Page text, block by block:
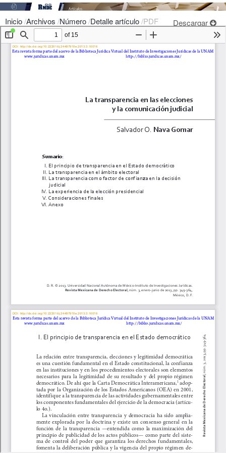
Inicio/Archivos /Número/Detalle artículo/PDF Descargar